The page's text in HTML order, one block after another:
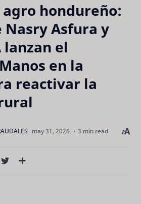
hondureño:
Nasry Asfura y
lanzan el
en la
reactivar la
3 min read